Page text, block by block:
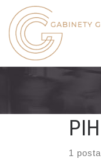
Skip to content
PIH
1 posta